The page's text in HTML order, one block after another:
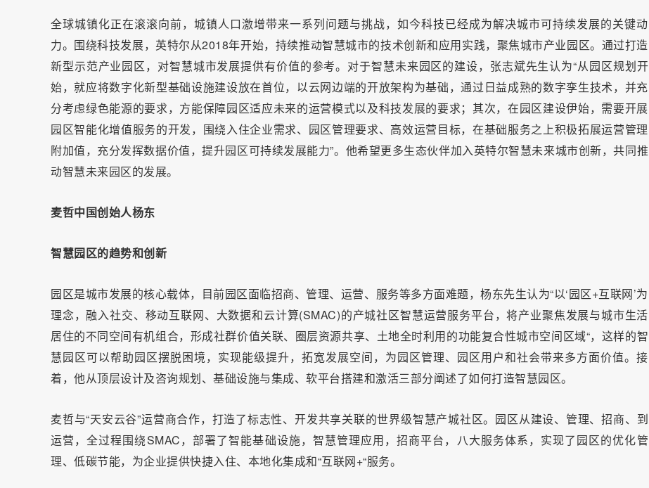
全球城镇化正在滚滚向前，城镇人口激增带来一系列问题与挑战，如今科技已经成为解决城市可持续发展的关键动
力。围绕科技发展，英特尔从2018年开始，持续推动智慧城市的技术创新和应用实践，聚焦城市产业园区。通过打造
新型示范产业园区，对智慧城市发展提供有价值的参考。对于智慧未来园区的建设，张志斌先生认为“从园区规划开
始，就应将数字化新型基础设施建设放在首位，以云网边端的开放架构为基础，通过日益成熟的数字孪生技术，并充
分考虑绿色能源的要求，方能保障园区适应未来的运营模式以及科技发展的要求；其次，在园区建设伊始，需要开展
园区智能化增值服务的开发，围绕入住企业需求、园区管理要求、高效运营目标，在基础服务之上积极拓展运营管理
附加值，充分发挥数据价值，提升园区可持续发展能力”。他希望更多生态伙伴加入英特尔智慧未来城市创新，共同推
动智慧未来园区的发展。
麦哲中国创始人杨东
智慧园区的趋势和创新
园区是城市发展的核心载体，目前园区面临招商、管理、运营、服务等多方面难题，杨东先生认为“以‘园区+互联网’为
理念，融入社交、移动互联网、大数据和云计算(SMAC)的产城社区智慧运营服务平台，将产业聚焦发展与城市生活
居住的不同空间有机组合，形成社群价值关联、圈层资源共享、土地全时利用的功能复合性城市空间区域“，这样的智
慧园区可以帮助园区摆脱困境，实现能级提升，拓宽发展空间，为园区管理、园区用户和社会带来多方面价值。接
着，他从顶层设计及咨询规划、基础设施与集成、软平台搭建和激活三部分阐述了如何打造智慧园区。
麦哲与“天安云谷”运营商合作，打造了标志性、开发共享关联的世界级智慧产城社区。园区从建设、管理、招商、到
运营，全过程围绕SMAC，部署了智能基础设施，智慧管理应用，招商平台，八大服务体系，实现了园区的优化管
理、低碳节能，为企业提供快捷入住、本地化集成和“互联网+“服务。